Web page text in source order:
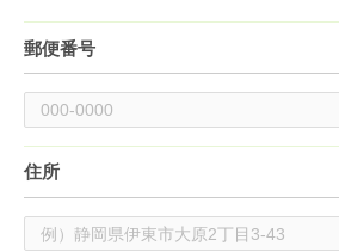
郵便番号
住所